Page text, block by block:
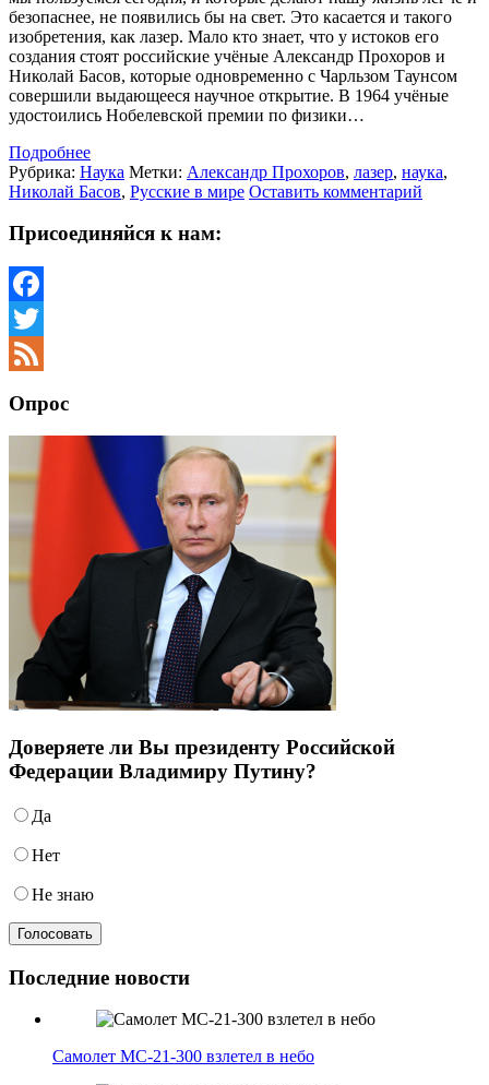
безопаснее, не появились бы на свет. Это касается и такого
изобретения, как лазер. Мало кто знает, что у истоков его
создания стоят российские учёные Александр Прохоров и
Николай Басов, которые одновременно с Чарльзом Таунсом
совершили выдающееся научное открытие. В 1964 учёные
удостоились Нобелевской премии по физики…
Подробнее
Рубрика: Наука Метки: Александр Прохоров, лазер, наука,
Николай Басов, Русские в мире Оставить комментарий
Присоединяйся к нам:
Facebook
Twitter
Опрос
Доверяете ли Вы президенту Российской
Федерации Владимиру Путину?
Да
Нет
Не знаю
Последние новости
Самолет МС-21-300 взлетел в небо